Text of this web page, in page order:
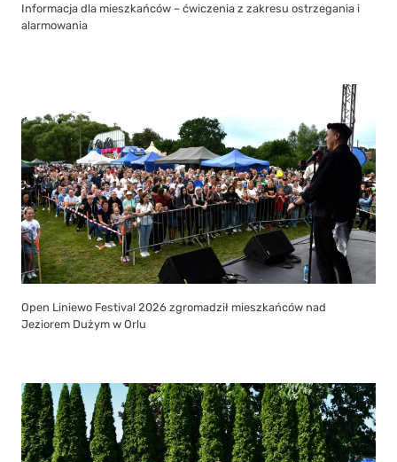
Informacja dla mieszkańców – ćwiczenia z zakresu ostrzegania i
alarmowania
Open Liniewo Festival 2026 zgromadził mieszkańców nad
Jeziorem Dużym w Orlu